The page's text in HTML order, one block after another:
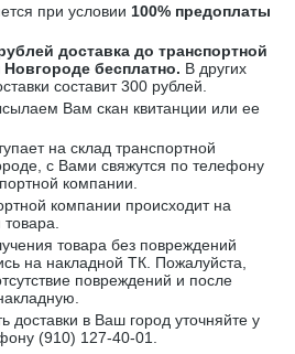
при условии 100% предоплаты
доставка до транспортной
бесплатно. В других
составит 300 рублей.
Вам скан квитанции или ее
на склад транспортной
с Вами свяжутся по телефону
компании.
компании происходит на
товара без повреждений
на накладной ТК. Пожалуйста,
повреждений и после
доставки в Ваш город уточняйте у
(910) 127-40-01.